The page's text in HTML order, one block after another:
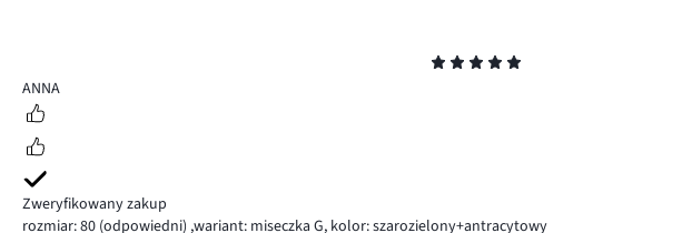
5
ANNA
Zweryfikowany zakup
rozmiar: 80 (odpowiedni) ,wariant: miseczka G, kolor: szarozielony+antracytowy